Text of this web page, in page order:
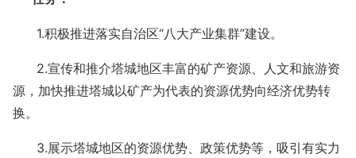
1.积极推进落实自治区“八大产业集群”建设。
2.宣传和推介塔城地区丰富的矿产资源、人文和旅游资
源，加快推进塔城以矿产为代表的资源优势向经济优势转
换。
3.展示塔城地区的资源优势、政策优势等，吸引有实力